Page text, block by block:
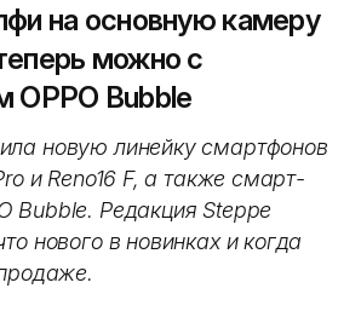
на основную камеру
можно с
OPPO Bubble
новую линейку смартфонов
и Reno16 F, а также смарт-
Bubble. Редакция Steppe
нового в новинках и когда